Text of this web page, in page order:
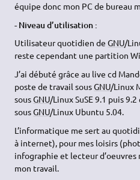
équipe donc mon PC de bureau
- Niveau d’utilisation :
Utilisateur quotidien deGNU/
reste cependant une partition
J’ai débuté grâce au live cd
poste de travail sousGNU/Linux
sousGNU/Linux SuSE 9.1 puis
sousGNU/Linux Ubuntu 5.04.
L’informatique me sert au
à internet), pour mes loisirs
infographie et lecteur d’oeuvres
mon travail.